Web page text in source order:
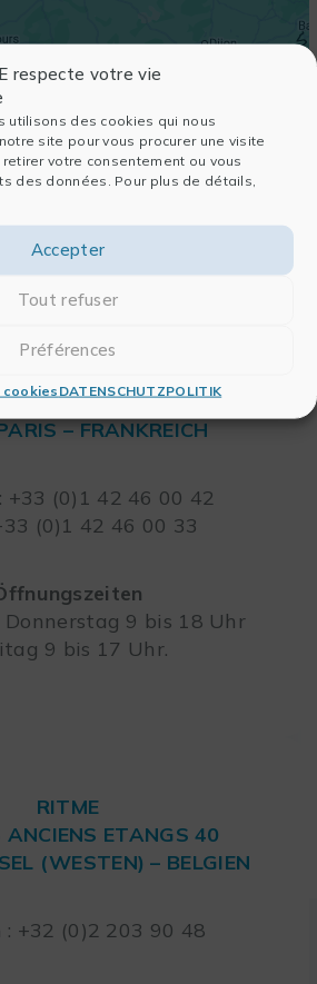
respecte votre vie
utilisons des cookies qui nous
site pour vous procurer une visite
votre consentement ou vous
des données. Pour plus de détails,
Accepter
Tout refuser
Préférences
DATENSCHUTZPOLITIK
RUE ORDENER
– FRANKREICH
+33 (0)1 42 46 00 42
(0)1 42 46 00 33
9 bis 18 Uhr
9 bis 17 Uhr.
RITME
ANCIENS ETANGS 40
(WESTEN) – BELGIEN
: +32 (0)2 203 90 48